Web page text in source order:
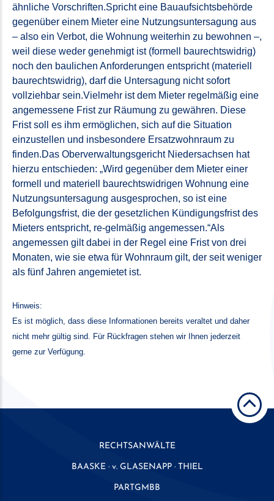
ähnliche Vorschriften.Spricht eine Bauaufsichtsbehörde
gegenüber einem Mieter eine Nutzungsuntersagung aus
– also ein Verbot, die Wohnung weiterhin zu bewohnen –,
weil diese weder genehmigt ist (formell baurechtswidrig)
noch den baulichen Anforderungen entspricht (materiell
baurechtswidrig), darf die Untersagung nicht sofort
vollziehbar sein.Vielmehr ist dem Mieter regelmäßig eine
angemessene Frist zur Räumung zu gewähren. Diese
Frist soll es ihm ermöglichen, sich auf die Situation
einzustellen und insbesondere Ersatzwohnraum zu
finden.Das Oberverwaltungsgericht Niedersachsen hat
hierzu entschieden: „Wird gegenüber dem Mieter einer
formell und materiell baurechtswidrigen Wohnung eine
Nutzungsuntersagung ausgesprochen, so ist eine
Befolgungsfrist, die der gesetzlichen Kündigungsfrist des
Mieters entspricht, re-gelmäßig angemessen.“Als
angemessen gilt dabei in der Regel eine Frist von drei
Monaten, wie sie etwa für Wohnraum gilt, der seit weniger
als fünf Jahren angemietet ist.
Hinweis:
Es ist möglich, dass diese Informationen bereits veraltet und daher
nicht mehr gültig sind. Für Rückfragen stehen wir Ihnen jederzeit
gerne zur Verfügung.
RECHTSANWÄLTE
BAASKE · v. GLASENAPP · THIEL
PARTGMBB